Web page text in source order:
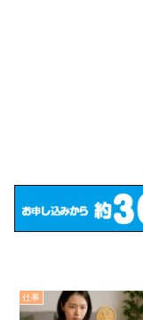
仕事